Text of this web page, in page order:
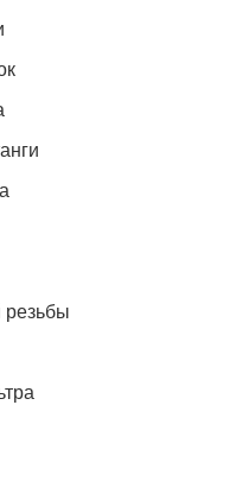
резьбы